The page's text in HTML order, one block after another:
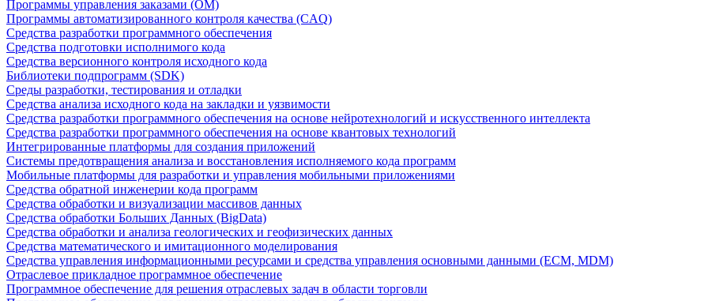
Программы управления заказами (OM)
Программы автоматизированного контроля качества (CAQ)
Средства разработки программного обеспечения
Средства подготовки исполнимого кода
Средства версионного контроля исходного кода
Библиотеки подпрограмм (SDK)
Среды разработки, тестирования и отладки
Средства анализа исходного кода на закладки и уязвимости
Средства разработки программного обеспечения на основе нейротехнологий и искусственного интеллекта
Средства разработки программного обеспечения на основе квантовых технологий
Интегрированные платформы для создания приложений
Системы предотвращения анализа и восстановления исполняемого кода программ
Мобильные платформы для разработки и управления мобильными приложениями
Средства обратной инженерии кода программ
Средства обработки и визуализации массивов данных
Средства обработки Больших Данных (BigData)
Средства обработки и анализа геологических и геофизических данных
Средства математического и имитационного моделирования
Средства управления информационными ресурсами и средства управления основными данными (ECM, MDM)
Отраслевое прикладное программное обеспечение
Программное обеспечение для решения отраслевых задач в области торговли